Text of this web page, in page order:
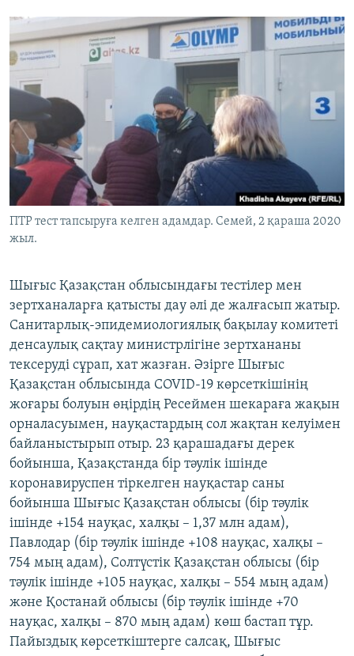
ПТР тест тапсыруға келген адамдар. Семей, 2 қараша 2020
жыл.
Шығыс Қазақстан облысындағы тестілер мен
зертханаларға қатысты дау әлі де жалғасып жатыр.
Санитарлық-эпидемиологиялық бақылау комитеті
денсаулық сақтау министрлігіне зертхананы
тексеруді сұрап, хат жазған. Әзірге Шығыс
Қазақстан облысында COVID-19 көрсеткішінің
жоғары болуын өңірдің Ресеймен шекараға жақын
орналасуымен, науқастардың сол жақтан келуімен
байланыстырып отыр. 23 қарашадағы дерек
бойынша, Қазақстанда бір тәулік ішінде
коронавируспен тіркелген науқастар саны
бойынша Шығыс Қазақстан облысы (бір тәулік
ішінде +154 науқас, халқы – 1,37 млн адам),
Павлодар (бір тәулік ішінде +108 науқас, халқы –
754 мың адам), Солтүстік Қазақстан облысы (бір
тәулік ішінде +105 науқас, халқы – 554 мың адам)
және Қостанай облысы (бір тәулік ішінде +70
науқас, халқы – 870 мың адам) көш бастап тұр.
Пайыздық көрсеткіштерге салсақ, Шығыс